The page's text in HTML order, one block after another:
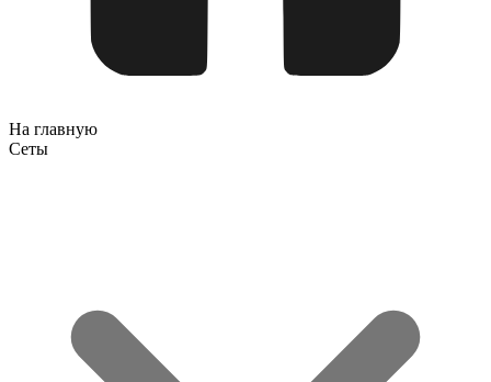
На главную
Сеты